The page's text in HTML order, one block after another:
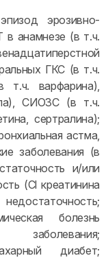
эрозивно-
в анамнезе (в т.ч.
ГКС (в т.ч.
т.ч. варфарина),
СИОЗС (в т.ч.
сертралина);
астма,
заболевания (в
и/или
(Cl креатинина
болезнь
заболевания;
диабет;